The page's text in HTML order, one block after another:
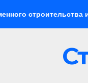
и дизайна